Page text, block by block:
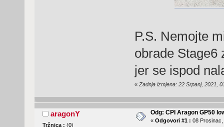
P.S. Nemojte
obrade Stage6
jer se ispod
« Zadnja izmjena: 22 Srpanj, 2021,
aragonY
Tržnica : (0)
Odg: CPI Aragon GP50
« Odgovori #1 : 08